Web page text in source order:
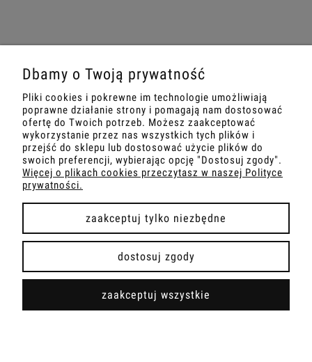
MOJE KONTO
INFORMACJA
OBSŁUGA KLIENTA
PŁATNOŚCI I DOSTAWA
pokaż pełną wersję strony
Dbamy o Twoją prywatność
Pliki cookies i pokrewne im technologie umożliwiają
poprawne działanie strony i pomagają nam dostosować
ofertę do Twoich potrzeb. Możesz zaakceptować
wykorzystanie przez nas wszystkich tych plików i
przejść do sklepu lub dostosować użycie plików do
swoich preferencji, wybierając opcję "Dostosuj zgody".
Więcej o plikach cookies przeczytasz w naszej Polityce
prywatności.
zaakceptuj tylko niezbędne
dostosuj zgody
zaakceptuj wszystkie